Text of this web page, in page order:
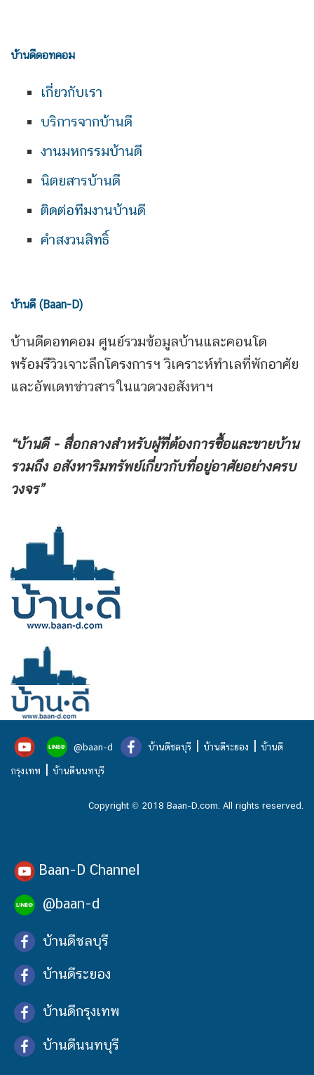
บ้านดีดอทคอม
เกี่ยวกับเรา
บริการจากบ้านดี
งานมหกรรมบ้านดี
นิตยสารบ้านดี
ติดต่อทีมงานบ้านดี
คำสงวนสิทธิ์
บ้านดี (Baan-D)
บ้านดีดอทคอม ศูนย์รวมข้อมูลบ้านและคอนโด
พร้อมรีวิวเจาะลึกโครงการฯ วิเคราะห์ทำเลที่พักอาศัย
และอัพเดทข่าวสารในแวดวงอสังหาฯ
“บ้านดี - สื่อกลางสำหรับผู้ที่ต้องการซื้อและขายบ้าน
รวมถึง อสังหาริมทรัพย์เกี่ยวกับที่อยู่อาศัยอย่างครบ
วงจร”
@baan-d บ้านดีชลบุรี | บ้านดีระยอง | บ้านดี
กรุงเทพ | บ้านดีนนทบุรี
Copyright © 2018 Baan-D.com. All rights reserved.
Baan-D Channel
@baan-d
บ้านดีชลบุรี
บ้านดีระยอง
บ้านดีกรุงเทพ
บ้านดีนนทบุรี